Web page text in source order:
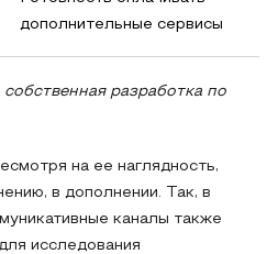
дополнительные сервисы
разработка по
на ее наглядность,
в дополнении. Так, в
каналы также
исследования